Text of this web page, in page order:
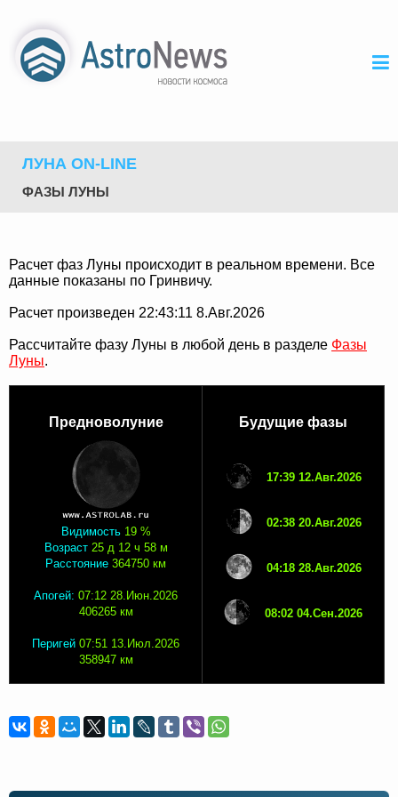
ЛУНА ON-LINE
ФАЗЫ ЛУНЫ
Расчет фаз Луны происходит в реальном времени. Все
данные показаны по Гринвичу.
Расчет произведен 22:43:11 8.Авг.2026
Рассчитайте фазу Луны в любой день в разделе Фазы
Луны.
Предноволуние
Видимость 19 %
Возраст 25 д 12 ч 58 м
Расстояние 364750 км
Апогей: 07:12 28.Июн.2026
406265 км
Перигей 07:51 13.Июл.2026
358947 км
Будущие фазы
17:39 12.Авг.2026
02:38 20.Авг.2026
04:18 28.Авг.2026
08:02 04.Сен.2026